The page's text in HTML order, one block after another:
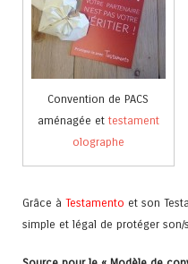
Convention de PACS
aménagée et testament
olographe
Grâce à Testamento et son
simple et légal de protéger son/